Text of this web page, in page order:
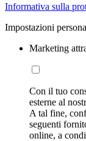
Informativa sulla
Impostazioni
Marketing
Con il tuo
esterne al
A tal fine,
seguenti
online, a